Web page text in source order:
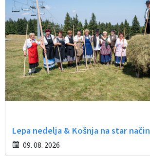
Lepa nedelja & Košnja na star način
09. 08. 2026